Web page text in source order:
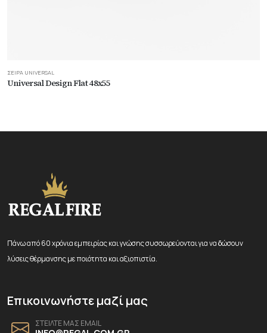
ΣΕΙΡΆ UNIVERSAL
Universal Design Flat 48x55
Πάνω από 60 χρόνια εμπειρίας και γνώσης συσσωρεύονται για να δώσουν
λύσεις θέρμανσης με ποιότητα και αξιοπιστία.
Επικοινωνήστε μαζί μας
ΣΤΕΙΛΤΕ ΜΑΣ EMAIL